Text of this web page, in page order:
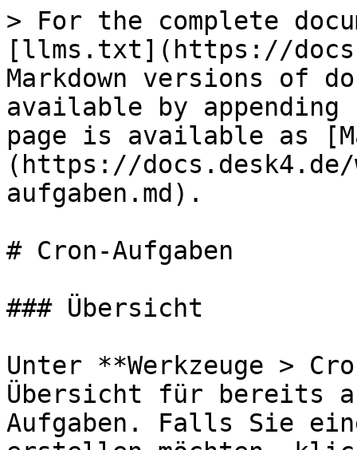
> For the complete
[llms.txt](https://
Markdown versions of
available by
page is available as
(https://docs.desk4.de/
aufgaben.md).
# Cron-Aufgaben
### Übersicht
Unter **Werkzeuge >
Übersicht für bereits
Aufgaben. Falls Sie